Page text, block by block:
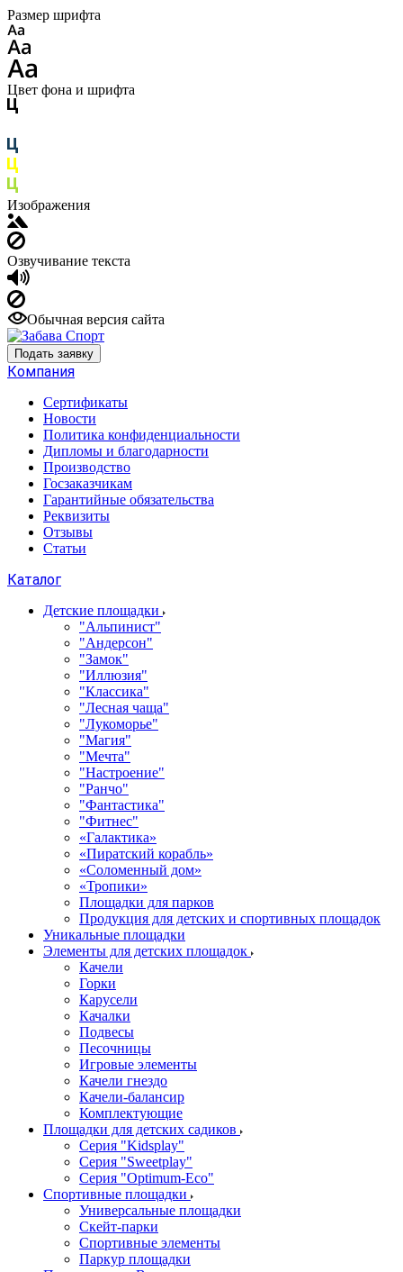
Размер шрифта
Цвет фона и шрифта
Изображения
Озвучивание текста
Обычная версия сайта
Подать заявку
Компания
Сертификаты
Новости
Политика конфиденциальности
Дипломы и благодарности
Производство
Госзаказчикам
Гарантийные обязательства
Реквизиты
Отзывы
Статьи
Каталог
Детские площадки
"Альпинист"
"Андерсон"
"Замок"
"Иллюзия"
"Классика"
"Лесная чаща"
"Лукоморье"
"Магия"
"Мечта"
"Настроение"
"Ранчо"
"Фантастика"
"Фитнес"
«Галактика»
«Пиратский корабль»
«Соломенный дом»
«Тропики»
Площадки для парков
Продукция для детских и спортивных площадок
Уникальные площадки
Элементы для детских площадок
Качели
Горки
Карусели
Качалки
Подвесы
Песочницы
Игровые элементы
Качели гнездо
Качели-балансир
Комплектующие
Площадки для детских садиков
Серия "Kidsplay"
Серия "Sweetplay"
Серия "Оptimum-Еco"
Спортивные площадки
Универсальные площадки
Скейт-парки
Спортивные элементы
Паркур площадки